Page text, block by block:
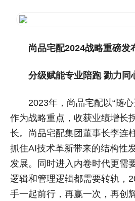
尚品宅配2024战略重磅发
分级赋能专业陪跑 勠力同
2023年，尚品宅配以“随
作为战略重点，收获业绩增长
长。尚品宅配集团董事长李连
抓住AI技术革新带来的结构性
发展。同时进入内卷时代更需
逻辑和管理逻辑都需要转轨，
手一起前行，再赢一次，再创